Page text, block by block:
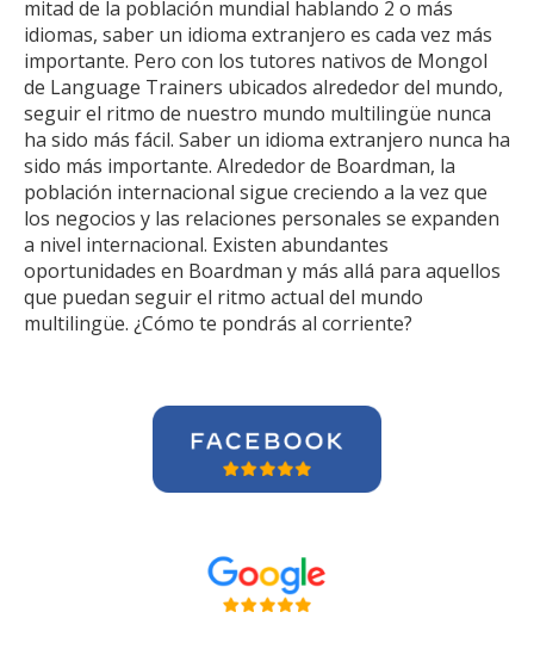
mitad de la población mundial hablando 2 o más
idiomas, saber un idioma extranjero es cada vez más
importante. Pero con los tutores nativos de Mongol
de Language Trainers ubicados alrededor del mundo,
seguir el ritmo de nuestro mundo multilingüe nunca
ha sido más fácil. Saber un idioma extranjero nunca ha
sido más importante. Alrededor de Boardman, la
población internacional sigue creciendo a la vez que
los negocios y las relaciones personales se expanden
a nivel internacional. Existen abundantes
oportunidades en Boardman y más allá para aquellos
que puedan seguir el ritmo actual del mundo
multilingüe. ¿Cómo te pondrás al corriente?